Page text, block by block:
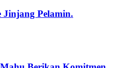
Pelamin.